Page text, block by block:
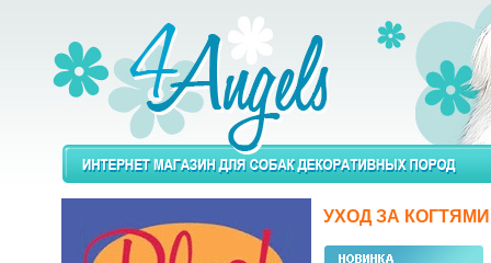
УХОД ЗА